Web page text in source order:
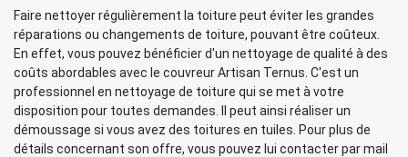
Faire nettoyer régulièrement la toiture peut éviter les grandes
réparations ou changements de toiture, pouvant être coûteux.
En effet, vous pouvez bénéficier d'un nettoyage de qualité à des
coûts abordables avec le couvreur Artisan Ternus. C'est un
professionnel en nettoyage de toiture qui se met à votre
disposition pour toutes demandes. Il peut ainsi réaliser un
démoussage si vous avez des toitures en tuiles. Pour plus de
détails concernant son offre, vous pouvez lui contacter par mail